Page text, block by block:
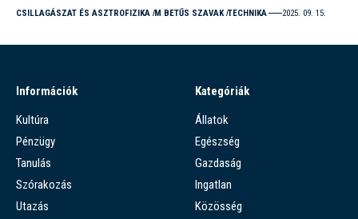
CSILLAGÁSZAT ÉS ASZTROFIZIKA M BETŰS SZAVAK TECHNIKA 2025. 09. 15.
Információk
Kultúra
Pénzügy
Tanulás
Szórakozás
Utazás
Kategóriák
Állatok
Egészség
Gazdaság
Ingatlan
Közösség